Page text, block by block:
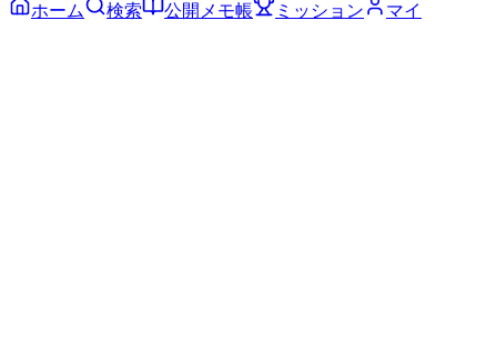
ホーム 検索 公開メモ帳 ミッション マイ